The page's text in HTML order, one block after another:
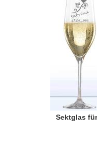
Sektglas